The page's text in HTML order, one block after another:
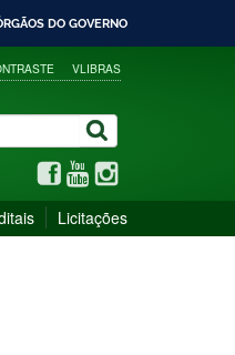
DO GOVERNO
VLIBRAS
Licitações